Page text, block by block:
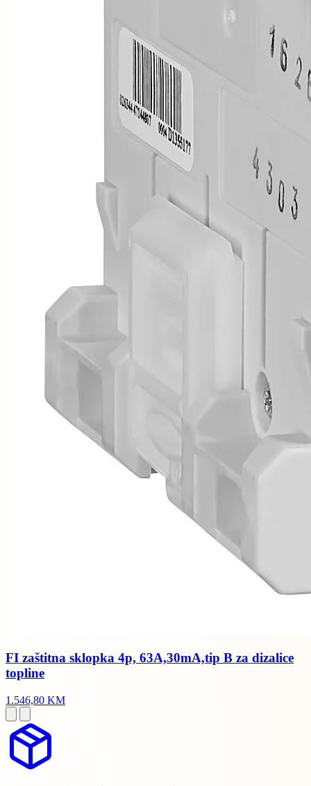
FI zaštitna sklopka 4p, 63A,30mA,tip B za dizalice
topline
1.546,80 KM